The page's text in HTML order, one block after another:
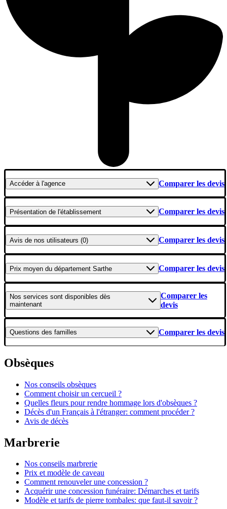
Accéderà l'agence Comparer les devis
Présentation de l'établissement Comparer les devis
Avis de nos utilisateurs (0) Comparer les devis
Prix moyen du département Sarthe Comparer les devis
Nos services sont disponibles dès
maintenant
Comparer les
devis
Questions des familles Comparer les devis
Obsèques
Nos conseils obsèques
Comment choisir un cercueil ?
Quelles fleurs pour rendre hommage lors d'obsèques ?
Décès d'un Français à l'étranger: comment procéder ?
Avis de décès
Marbrerie
Nos conseils marbrerie
Prix et modèle de caveau
Comment renouveler une concession ?
Acquérir une concession funéraire: Démarches et tarifs
Modèle et tarifs de pierre tombales: que faut-il savoir ?